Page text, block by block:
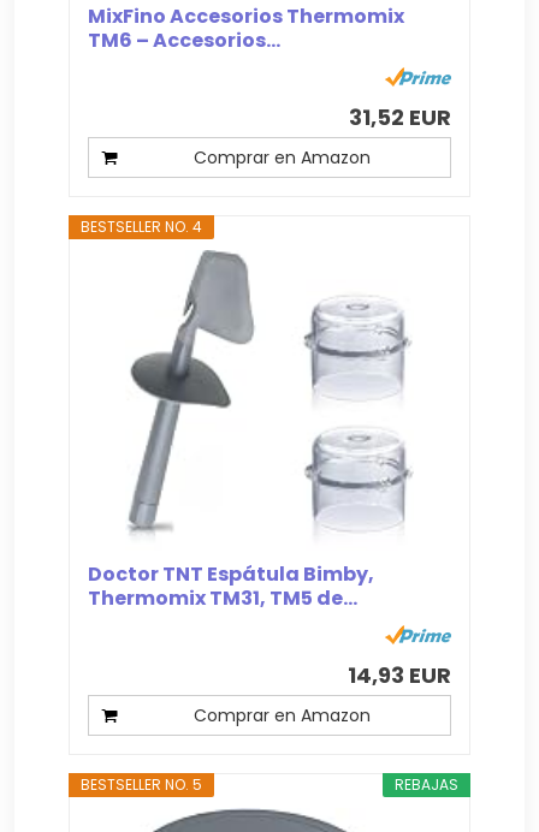
MixFino Accesorios Thermomix
TM6 – Accesorios...
31,52 EUR
Comprar en Amazon
BESTSELLER NO. 4
Doctor TNT Espátula Bimby,
Thermomix TM31, TM5 de...
14,93 EUR
Comprar en Amazon
REBAJAS
BESTSELLER NO. 5